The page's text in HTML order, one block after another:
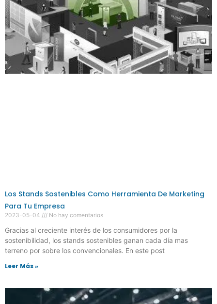
Los Stands Sostenibles Como Herramienta De Marketing
Para Tu Empresa
2023-05-04 No hay comentarios
Gracias al creciente interés de los consumidores por la
sostenibilidad, los stands sostenibles ganan cada día mas
terreno por sobre los convencionales. En este post
Leer Más »